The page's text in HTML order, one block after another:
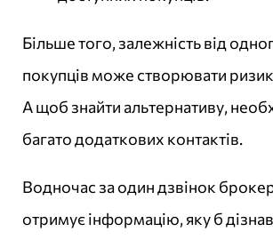
Більше того, залежність від
покупців може створювати
А щоб знайти альтернативу,
багато додаткових контактів.
Водночас за один дзвінок
отримує інформацію, яку б